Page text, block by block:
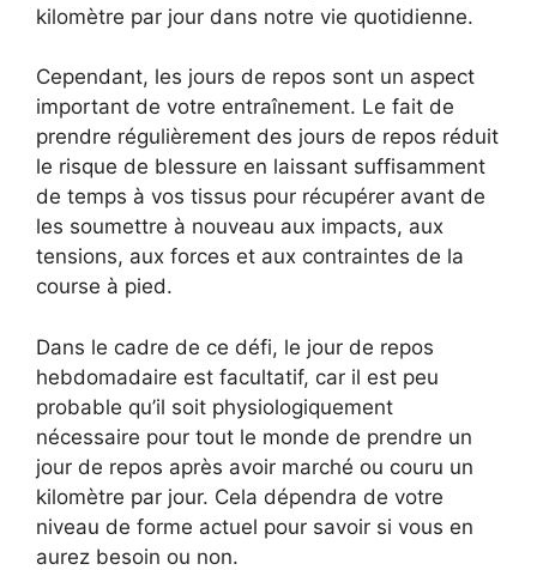
kilomètre par jour dans notre vie quotidienne.
Cependant, les jours de repos sont un aspect
important de votre entraînement. Le fait de
prendre régulièrement des jours de repos réduit
le risque de blessure en laissant suffisamment
de temps à vos tissus pour récupérer avant de
les soumettre à nouveau aux impacts, aux
tensions, aux forces et aux contraintes de la
course à pied.
Dans le cadre de ce défi, le jour de repos
hebdomadaire est facultatif, car il est peu
probable qu’il soit physiologiquement
nécessaire pour tout le monde de prendre un
jour de repos après avoir marché ou couru un
kilomètre par jour. Cela dépendra de votre
niveau de forme actuel pour savoir si vous en
aurez besoin ou non.